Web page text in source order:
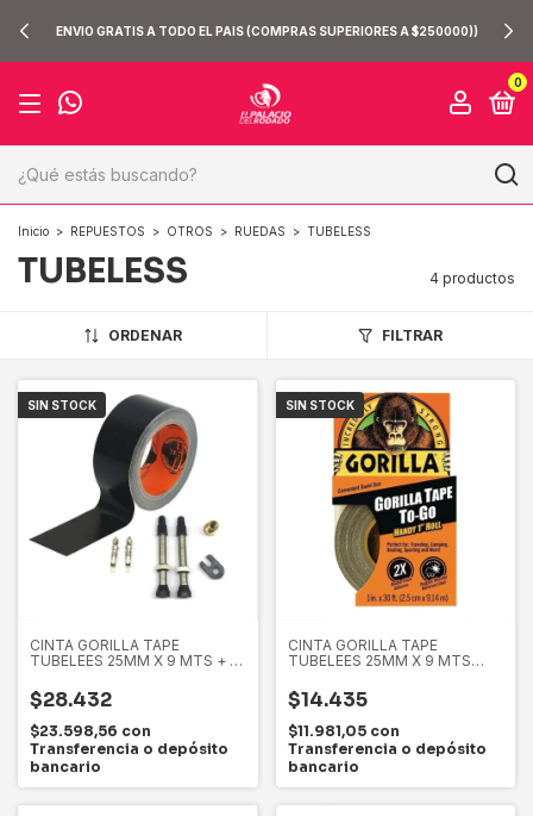
ENVIO GRATIS A TODO EL PAIS (COMPRAS SUPERIORES A $250000))
0
Inicio > REPUESTOS > OTROS > RUEDAS > TUBELESS
TUBELESS 4 productos
ORDENAR FILTRAR
SIN STOCK
CINTA GORILLA TAPE
TUBELEES 25MM X 9 MTS + 2
60 MM + OBUS TOOL
$28.432
$23.598,56 con
Transferencia o depósito
bancario
SIN STOCK
CINTA GORILLA TAPE
TUBELEES 25MM X 9 MTS
$14.435
$11.981,05 con
Transferencia o depósito
bancario